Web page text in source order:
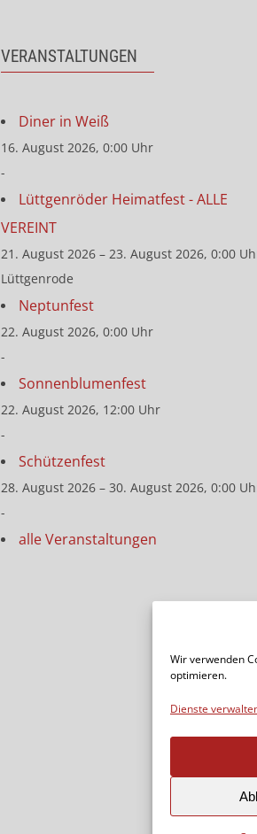
Wir verwenden
optimieren.
Dienste
VERANSTALTUNGEN
Diner in Weiß
16. August 2026, 0:00 Uhr
-
Lüttgenröder Heimatfest - ALLE
VEREINT
21. August 2026 – 23. August 2026, 0:00
Lüttgenrode
Neptunfest
22. August 2026, 0:00 Uhr
-
Sonnenblumenfest
22. August 2026, 12:00 Uhr
-
Schützenfest
28. August 2026 – 30. August 2026, 0:00
-
alle Veranstaltungen